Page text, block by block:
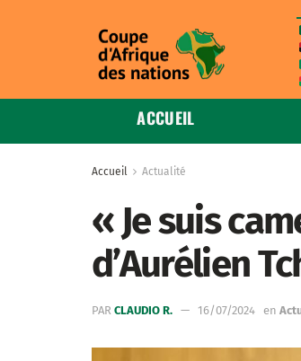
ACCUEIL
Accueil Actualité
« Je suis
d’Aurélien
PAR CLAUDIO R. 16/07/2024 en